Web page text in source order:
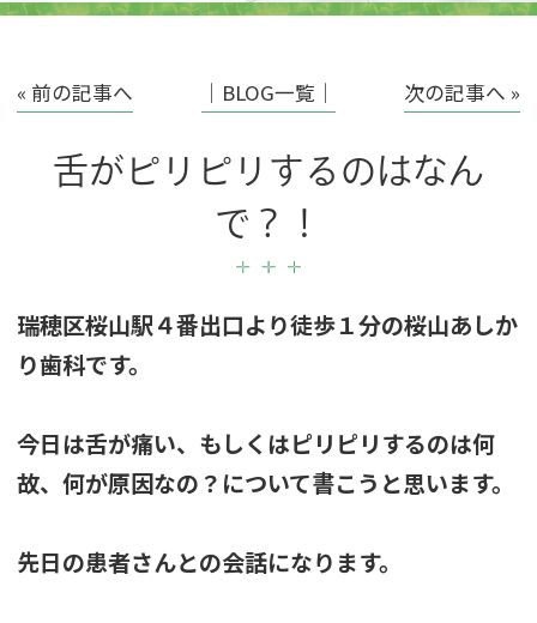
« 前の記事へ │BLOG一覧│ 次の記事へ »
舌がピリピリするのはなん
で？！
瑞穂区桜山駅４番出口より徒歩１分の桜山あしか
り歯科です。
今日は舌が痛い、もしくはピリピリするのは何
故、何が原因なの？について書こうと思います。
先日の患者さんとの会話になります。